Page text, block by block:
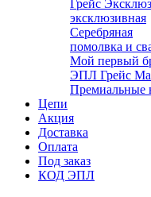
Грейс
эксклюзивная
Серебряная
помолвка и
Мой первый
ЭПЛ Грейс
Премиальные
Цепи
Акция
Доставка
Оплата
Под заказ
КОД ЭПЛ